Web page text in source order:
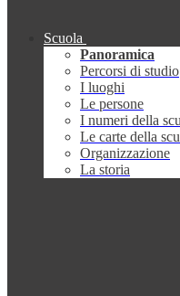
Scuola
Panoramica
Percorsi di studio
I luoghi
Le persone
I numeri della
Le carte della
Organizzazione
La storia